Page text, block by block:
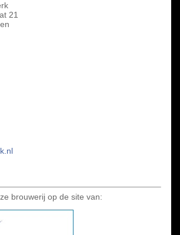
21
brouwerij op de site van: